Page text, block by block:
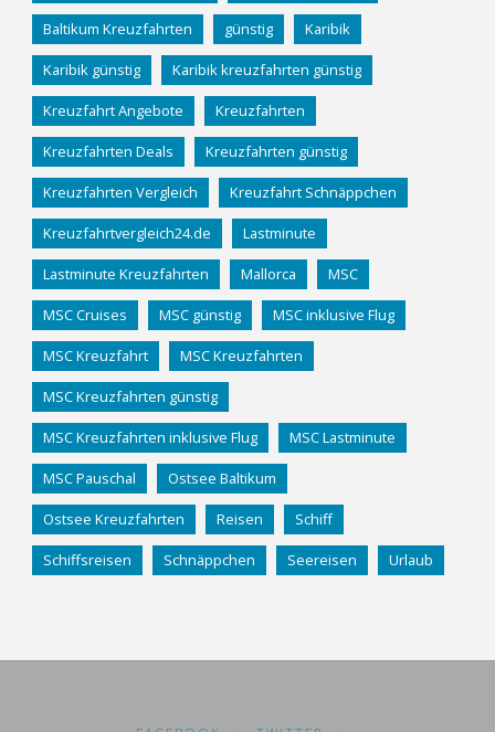
Baltikum Kreuzfahrten günstig Karibik
Karibik günstig Karibik kreuzfahrten günstig
Kreuzfahrt Angebote Kreuzfahrten
Kreuzfahrten Deals Kreuzfahrten günstig
Kreuzfahrten Vergleich Kreuzfahrt Schnäppchen
Kreuzfahrtvergleich24.de Lastminute
Lastminute Kreuzfahrten Mallorca MSC
MSC Cruises MSC günstig MSC inklusive Flug
MSC Kreuzfahrt MSC Kreuzfahrten
MSC Kreuzfahrten günstig
MSC Kreuzfahrten inklusive Flug MSC Lastminute
MSC Pauschal Ostsee Baltikum
Ostsee Kreuzfahrten Reisen Schiff
Schiffsreisen Schnäppchen Seereisen Urlaub